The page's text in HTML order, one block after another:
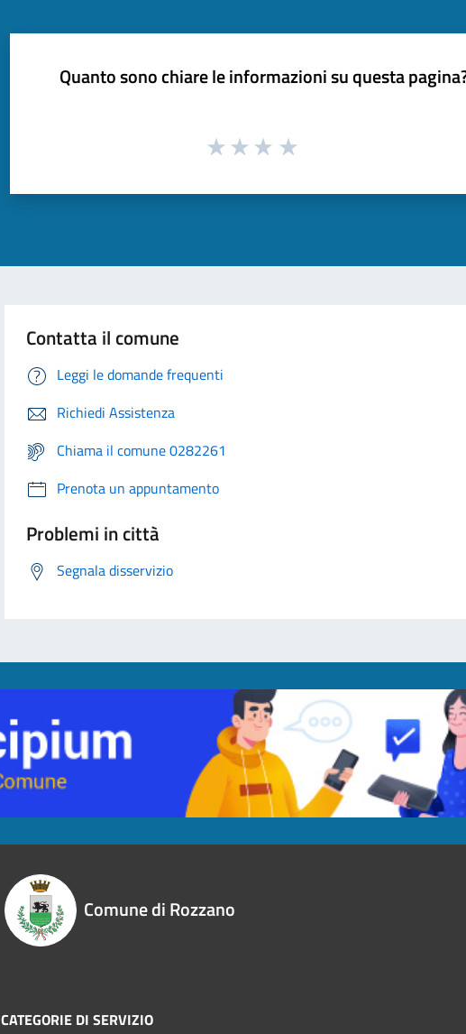
Quanto sono chiare le informazioni su questa
Contatta il comune
Leggi le domande frequenti
Richiedi Assistenza
Chiama il comune 0282261
Prenota un appuntamento
Problemi in città
Segnala disservizio
Comune di Rozzano
CATEGORIE DI SERVIZIO